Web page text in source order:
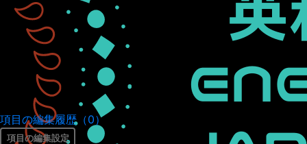
項目の編集履歴（0）
項目の編集設定